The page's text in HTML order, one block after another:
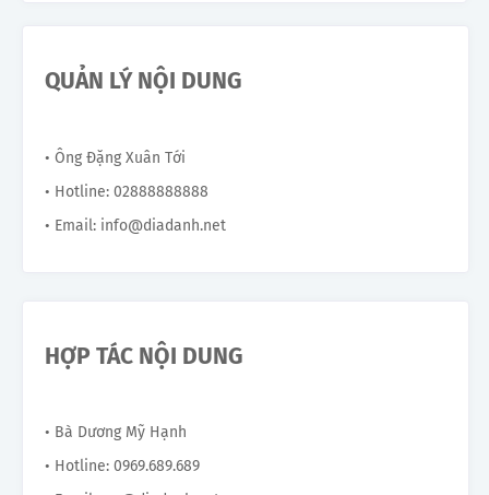
QUẢN LÝ NỘI DUNG
• Ông Đặng Xuân Tới
• Hotline: 02888888888
• Email: info@diadanh.net
HỢP TÁC NỘI DUNG
• Bà Dương Mỹ Hạnh
• Hotline: 0969.689.689